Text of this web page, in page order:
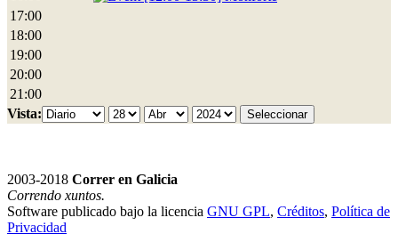
17:00
18:00
19:00
20:00
21:00
Vista:
2003-2018 Correr en Galicia
Correndo xuntos.
Software publicado bajo la licencia GNU GPL, Créditos, Política de
Privacidad